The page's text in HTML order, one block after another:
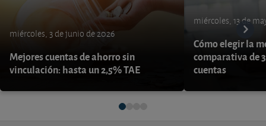
miércoles, 3 de junio de 2026
Mejores cuentas de ahorro sin
vinculación: hasta un 2,5% TAE
miércoles, 13 de
Cómo elegir la
comparativa de
cuentas